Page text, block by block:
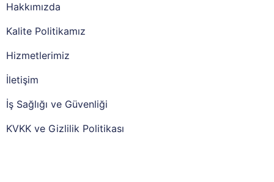
Hakkımızda
Kalite Politikamız
Hizmetlerimiz
İletişim
İş Sağlığı ve Güvenliği
KVKK ve Gizlilik Politikası